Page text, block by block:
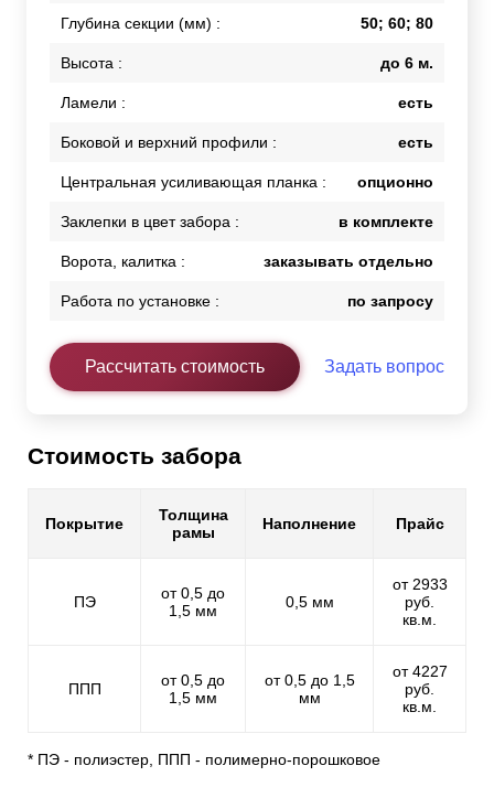
Глубина секции (мм) : 50; 60; 80
Высота : до 6 м.
Ламели : есть
Боковой и верхний профили : есть
Центральная усиливающая планка : опционно
Заклепки в цвет забора : в комплекте
Ворота, калитка : заказывать отдельно
Работа по установке : по запросу
Рассчитать стоимость Задать вопрос
Стоимость забора
Покрытие
Толщина
рамы
Наполнение Прайс
ПЭ
от 0,5 до
1,5 мм
0,5 мм
от 2933
руб.
кв.м.
ППП
от 0,5 до
1,5 мм
от 0,5 до 1,5
мм
от 4227
руб.
кв.м.
* ПЭ - полиэстер, ППП - полимерно-порошковое